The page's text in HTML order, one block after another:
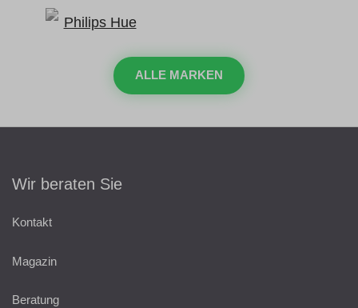
ALLE MARKEN
Wir beraten Sie
Kontakt
Magazin
Beratung